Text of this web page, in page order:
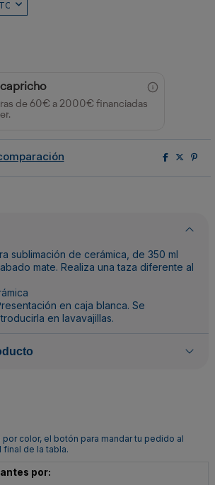
capricho
de 60€ a 2000€ financiadas
sublimación de cerámica, de 350 ml
mate. Realiza una taza diferente al
en caja blanca. Se
en lavavajillas.
color, el botón para mandar tu pedido al
final de la tabla.
por: